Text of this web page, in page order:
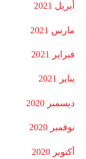
أبريل 2021
مارس 2021
فبراير 2021
يناير 2021
ديسمبر 2020
نوفمبر 2020
أكتوبر 2020